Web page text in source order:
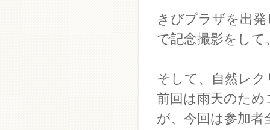
きびプラザを出
で記念撮影をし
そして、自然レ
前回は雨天のた
が、今回は参加